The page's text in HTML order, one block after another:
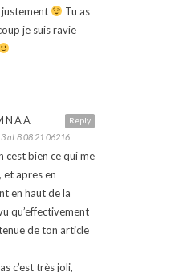
Tu as
je suis ravie
Reply
at 8 08 21 06216
cest bien ce qui me
et apres en
en haut de la
qu’effectivement
de ton article
c’est très joli,